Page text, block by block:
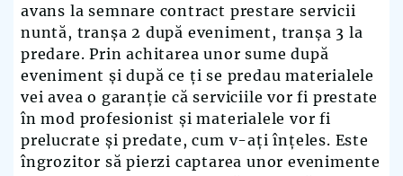
avans la semnare contract prestare servicii
nuntă, tranșa 2 după eveniment, tranșa 3 la
predare. Prin achitarea unor sume după
eveniment și după ce ți se predau materialele
vei avea o garanție că serviciile vor fi prestate
în mod profesionist și materialele vor fi
prelucrate și predate, cum v-ați înțeles. Este
îngrozitor să pierzi captarea unor evenimente